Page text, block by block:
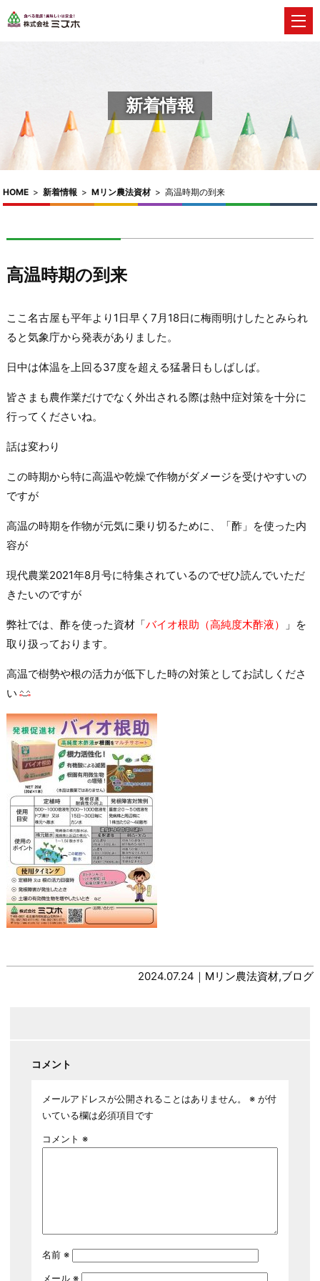
新着情報
HOME > 新着情報 > Mリン農法資材> 高温時期の到来
高温時期の到来
ここ名古屋も平年より1日早く7月18日に梅雨明けしたとみられ
ると気象庁から発表がありました。
日中は体温を上回る37度を超える猛暑日もしばしば。
皆さまも農作業だけでなく外出される際は熱中症対策を十分に
行ってくださいね。
話は変わり
この時期から特に高温や乾燥で作物がダメージを受けやすいの
ですが
高温の時期を作物が元気に乗り切るために、「酢」を使った内
容が
現代農業2021年8月号に特集されているのでぜひ読んでいただ
きたいのですが
弊社では、酢を使った資材「バイオ根助（高純度木酢液）
」を
取り扱っております。
高温で樹勢や根の活力が低下した時の対策としてお試しくださ
い
2024.07.24｜ Mリン農法資材,ブログ
コメント
メールアドレスが公開されることはありません。 ※が付
いている欄は必須項目です
コメント ※
名前 ※
メール ※